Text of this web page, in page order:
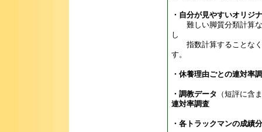
・自分が見やすいオリジ
難しい脚質分類計算な
し
指数計算することなく
す。
・休養理由ごとの連対率
・調教データ （短評に含
連対率調査
・各トラックマンの成績